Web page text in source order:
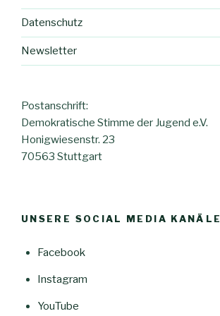
Datenschutz
Newsletter
Postanschrift:
Demokratische Stimme der Jugend e.V.
Honigwiesenstr. 23
70563 Stuttgart
UNSERE SOCIAL MEDIA KANÄLE
Facebook
Instagram
YouTube